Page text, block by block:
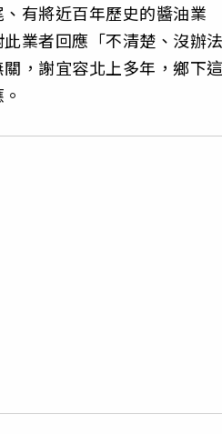
有將近百年歷史的醬油業
業者回應「不清楚、沒辦
，謝宜容北上多年，鄉下